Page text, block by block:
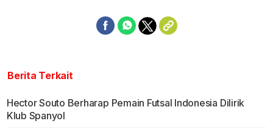
Berita Terkait
Hector Souto Berharap Pemain Futsal Indonesia Dilirik
Klub Spanyol